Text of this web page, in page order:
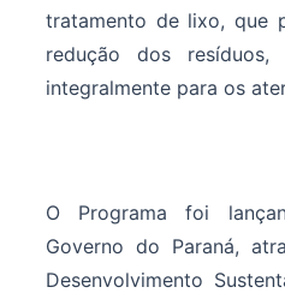
tratamento de lixo, que
redução dos resíduos,
integralmente para os
O Programa foi
Governo do Paraná,
Desenvolvimento